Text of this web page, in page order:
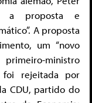
a proposta e
A proposta
um “novo
ministro
foi rejeitada por
CDU, partido do